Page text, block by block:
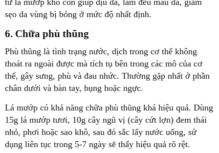
từ lá mướp khô còn giúp dịu da, làm đều màu da, giảm
sẹo da vùng bị bỏng ở mức độ nhất định.
6. Chữa phù thũng
Phù thũng là tình trạng nước, dịch trong cơ thể không
thoát ra ngoài được mà tích tụ bên trong các mô của cơ
thể, gây sưng, phù và đau nhức. Thường gặp nhất ở phần
chân dưới và bàn tay, bụng hoặc ngực.
Lá mướp có khả năng chữa phù thũng khá hiệu quả. Dùng
15g lá mướp tươi, 10g cây ngũ vị (cây cứt lợn) đem thái
nhỏ, phơi hoặc sao khô, sau đó sắc lấy nước uống, sử
dụng liên tục trong 5-7 ngày sẽ thấy hiệu quả rõ rệt.